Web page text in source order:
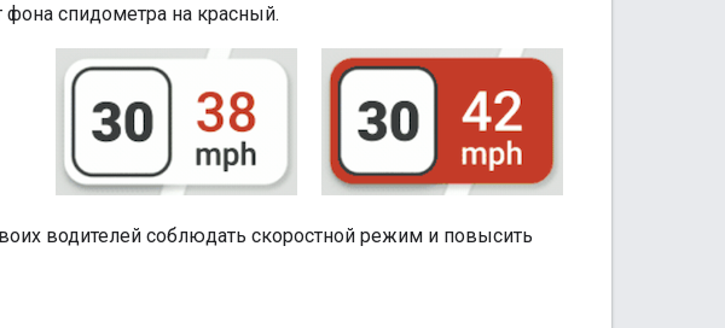
фона спидометра на красный.
водителей соблюдать скоростной режим и повысить